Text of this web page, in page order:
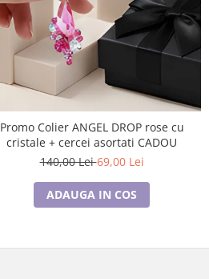
Promo Colier ANGEL DROP rose cu
cristale + cercei asortati CADOU
140,00 Lei69,00 Lei
ADAUGA IN COS